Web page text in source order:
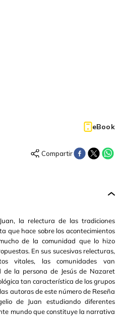
eBook
la relectura de las tradiciones
que hace sobre los acontecimientos
de la comunidad que lo hizo
En sus sucesivas relecturas,
vitales, las comunidades van
la persona de Jesús de Nazaret
tan característica de los grupos
autoras de este número de Reseña
de Juan estudiando diferentes
mundo que constituye la narrativa